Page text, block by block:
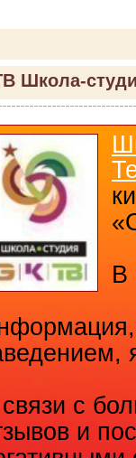
Школа-
В
с
и